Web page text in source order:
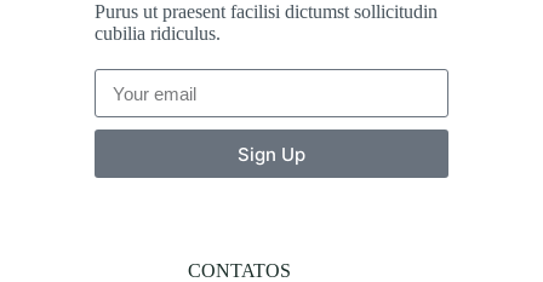
Purus ut praesent facilisi dictumst sollicitudin
cubilia ridiculus.
Sign Up
CONTATOS